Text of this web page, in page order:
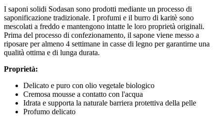
I saponi solidi Sodasan sono prodotti mediante un processo di
saponificazione tradizionale. I profumi e il burro di karitè sono
mescolati a freddo e mantengono intatte le loro proprietà originali.
Prima del processo di confezionamento, il sapone viene messo a
riposare per almeno 4 settimane in casse di legno per garantirne una
qualità ottima e di lunga durata.
Proprietà:
Delicato e puro con olio vegetale biologico
Cremosa mousse a contatto con l'acqua
Idrata e supporta la naturale barriera protettiva della pelle
Profumo delicato